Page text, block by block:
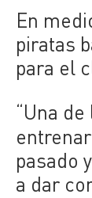
En
piratas
para el
“Una
pasado
a dar